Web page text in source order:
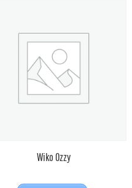
Wiko Ozzy